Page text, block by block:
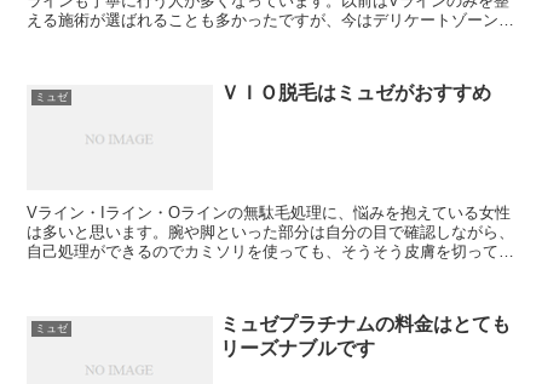
える施術が選ばれることも多かったですが、今はデリケートゾーンの
ミュゼ ＶＩＯ脱毛はミュゼがおすすめ
Vライン・Iライン・Oラインの無駄毛処理に、悩みを抱えている女性
は多いと思います。腕や脚といった部分は自分の目で確認しながら、
自己処理ができるのでカミソリを使っても、そうそう皮膚を切ってし
ミュゼ
ミュゼプラチナムの料金はとても
リーズナブルです